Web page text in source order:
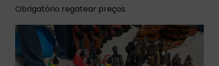
Obrigatório regatear preços.